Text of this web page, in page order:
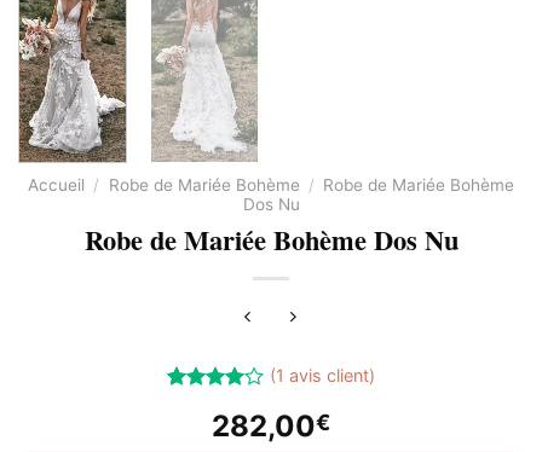
Accueil / Robe de Mariée Bohème / Robe de Mariée Bohème
Dos Nu
Robe de Mariée Bohème Dos Nu
sur
(1 avis client)
282,00€